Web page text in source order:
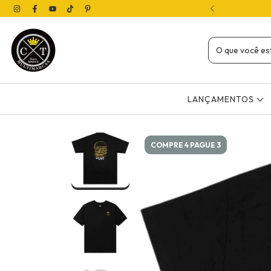
NO CARTÃO OU 4X SEM JUROS NO PIX)
LANÇAMENTOS
COMPRE 4 PAGUE 3